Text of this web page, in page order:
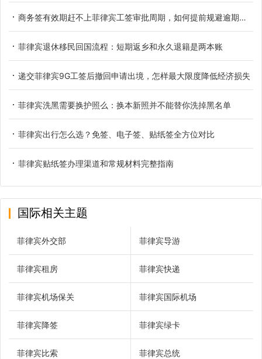
商务签有效期赶不上菲律宾工签审批周期，如何提前规避逾期滞留
菲律宾退休移民回国流程：短期返乡和永久退籍是两本账
递交菲律宾9G工签后撤回申请出境，怎样最大限度降低经济损失
菲律宾洗黑需要换护照么：换本新照并不能替你洗掉黑名单
菲律宾出行怎么选？免签、电子签、贴纸签全方位对比
菲律宾贴纸签办理渠道和常规材料完整指南
国际相关主题
菲律宾外交部 菲律宾导游
菲律宾租房 菲律宾快递
菲律宾机场保关 菲律宾国际机场
菲律宾降签 菲律宾绿卡
菲律宾比索 菲律宾总统